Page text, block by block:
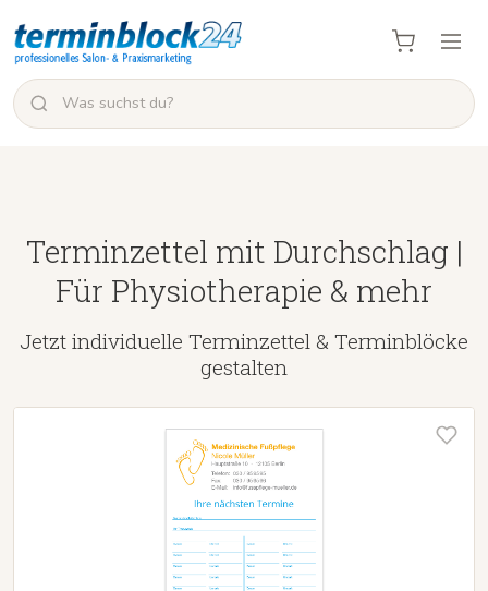
Terminzettel mit Durchschlag |
Für Physiotherapie & mehr
Jetzt individuelle Terminzettel & Terminblöcke
gestalten